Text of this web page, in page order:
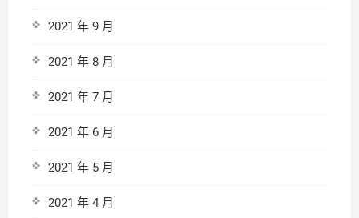
2021 年 9 月
2021 年 8 月
2021 年 7 月
2021 年 6 月
2021 年 5 月
2021 年 4 月